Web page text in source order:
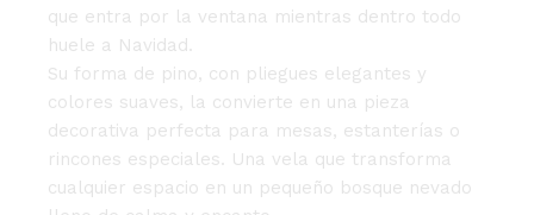
que entra por la ventana mientras dentro todo
huele a Navidad.
Su forma de pino, con pliegues elegantes y
colores suaves, la convierte en una pieza
decorativa perfecta para mesas, estanterías o
rincones especiales. Una vela que transforma
cualquier espacio en un pequeño bosque nevado